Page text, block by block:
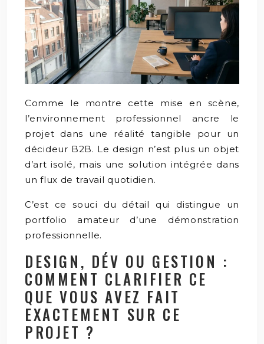
Comme le montre cette mise en scène,
l’environnement professionnel ancre le
projet dans une réalité tangible pour un
décideur B2B. Le design n’est plus un objet
d’art isolé, mais une solution intégrée dans
un flux de travail quotidien.
C’est ce souci du détail qui distingue un
portfolio amateur d’une démonstration
professionnelle.
DESIGN, DÉV OU GESTION :
COMMENT CLARIFIER CE
QUE VOUS AVEZ FAIT
EXACTEMENT SUR CE
PROJET ?